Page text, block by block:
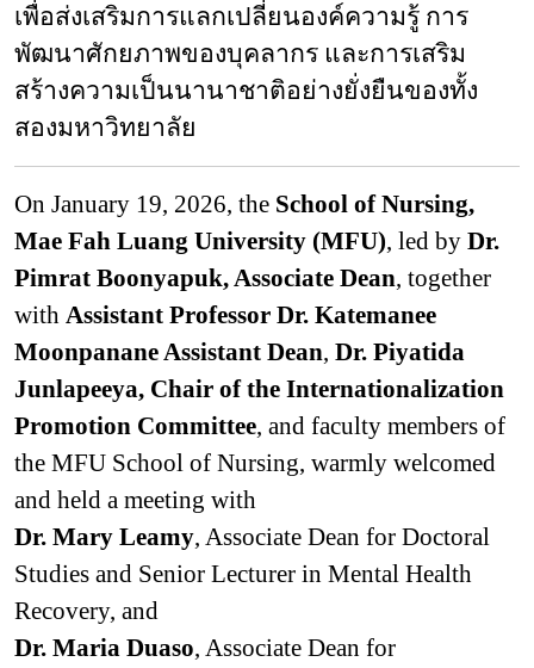
เพื่อส่งเสริมการแลกเปลี่ยนองค์ความรู้ การ
พัฒนาศักยภาพของบุคลากร และการเสริม
สร้างความเป็นนานาชาติอย่างยั่งยืนของทั้ง
สองมหาวิทยาลัย
On January 19, 2026, the School of Nursing,
Mae Fah Luang University (MFU), led by Dr.
Pimrat Boonyapuk, Associate Dean, together
with Assistant Professor Dr. Katemanee
Moonpanane Assistant Dean, Dr. Piyatida
Junlapeeya, Chair of the Internationalization
Promotion Committee, and faculty members of
the MFU School of Nursing, warmly welcomed
and held a meeting with
Dr. Mary Leamy, Associate Dean for Doctoral
Studies and Senior Lecturer in Mental Health
Recovery, and
Dr. Maria Duaso, Associate Dean for